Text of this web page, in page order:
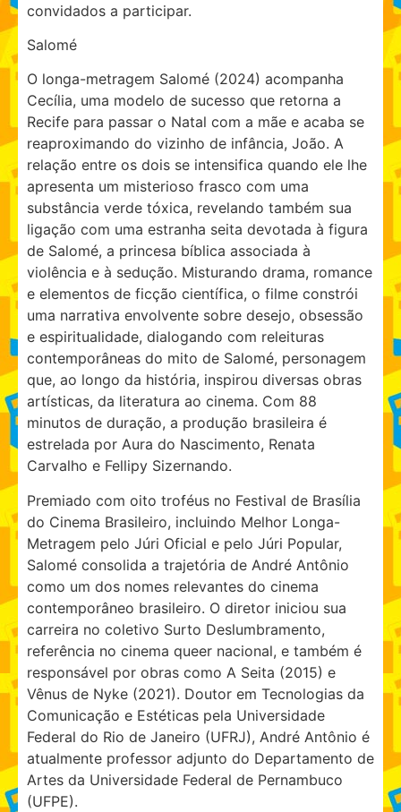
convidados a participar.
Salomé
O longa-metragem Salomé (2024) acompanha
Cecília, uma modelo de sucesso que retorna a
Recife para passar o Natal com a mãe e acaba se
reaproximando do vizinho de infância, João. A
relação entre os dois se intensifica quando ele lhe
apresenta um misterioso frasco com uma
substância verde tóxica, revelando também sua
ligação com uma estranha seita devotada à figura
de Salomé, a princesa bíblica associada à
violência e à sedução. Misturando drama, romance
e elementos de ficção científica, o filme constrói
uma narrativa envolvente sobre desejo, obsessão
e espiritualidade, dialogando com releituras
contemporâneas do mito de Salomé, personagem
que, ao longo da história, inspirou diversas obras
artísticas, da literatura ao cinema. Com 88
minutos de duração, a produção brasileira é
estrelada por Aura do Nascimento, Renata
Carvalho e Fellipy Sizernando.
Premiado com oito troféus no Festival de Brasília
do Cinema Brasileiro, incluindo Melhor Longa-
Metragem pelo Júri Oficial e pelo Júri Popular,
Salomé consolida a trajetória de André Antônio
como um dos nomes relevantes do cinema
contemporâneo brasileiro. O diretor iniciou sua
carreira no coletivo Surto Deslumbramento,
referência no cinema queer nacional, e também é
responsável por obras como A Seita (2015) e
Vênus de Nyke (2021). Doutor em Tecnologias da
Comunicação e Estéticas pela Universidade
Federal do Rio de Janeiro (UFRJ), André Antônio é
atualmente professor adjunto do Departamento de
Artes da Universidade Federal de Pernambuco
(UFPE).